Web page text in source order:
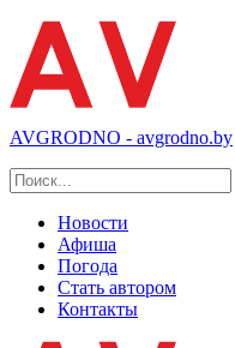
AVGRODNO - avgrodno.by
Новости
Афиша
Погода
Стать автором
Контакты